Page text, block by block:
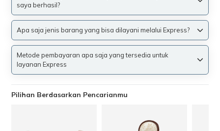
saya berhasil?
Apa saja jenis barang yang bisa dilayani melalui Express?
Metode pembayaran apa saja yang tersedia untuk
layanan Express
Pilihan Berdasarkan Pencarianmu